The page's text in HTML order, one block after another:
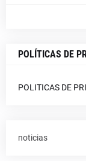
POLÍTICAS DE
POLITICAS DE
noticias